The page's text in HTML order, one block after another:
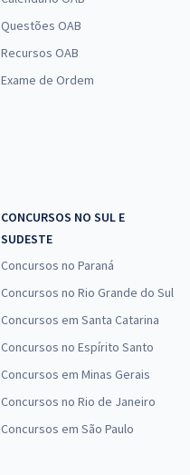
Questões OAB
Recursos OAB
Exame de Ordem
CONCURSOS NO SUL E
SUDESTE
Concursos no Paraná
Concursos no Rio Grande do Sul
Concursos em Santa Catarina
Concursos no Espírito Santo
Concursos em Minas Gerais
Concursos no Rio de Janeiro
Concursos em São Paulo